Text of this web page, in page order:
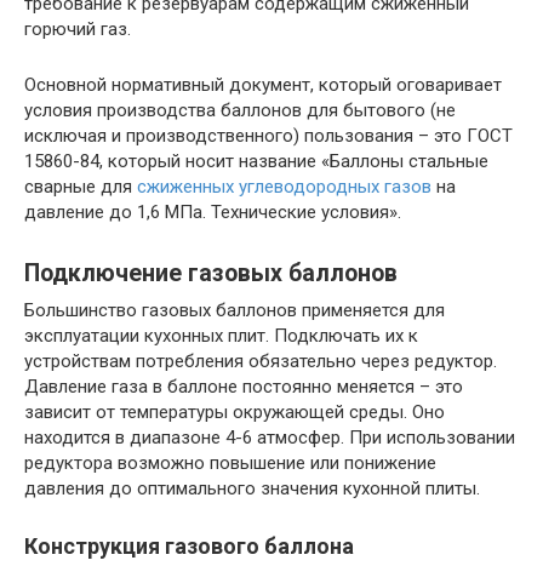
горючий газ.
Основной нормативный документ, который оговаривает
условия производства баллонов для бытового (не
исключая и производственного) пользования – это ГОСТ
15860-84, который носит название «Баллоны стальные
сварные для сжиженных углеводородных газов на
давление до 1,6 МПа. Технические условия».
Подключение газовых баллонов
Большинство газовых баллонов применяется для
эксплуатации кухонных плит. Подключать их к
устройствам потребления обязательно через редуктор.
Давление газа в баллоне постоянно меняется – это
зависит от температуры окружающей среды. Оно
находится в диапазоне 4-6 атмосфер. При использовании
редуктора возможно повышение или понижение
давления до оптимального значения кухонной плиты.
Конструкция газового баллона